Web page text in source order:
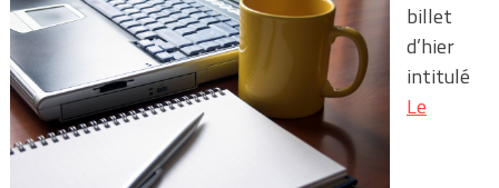
billet
d’hier
intitulé
Le